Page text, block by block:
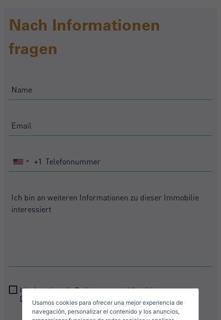
Nach Informationen
fragen
United
+1
Ich akzeptiere dieBedingungen und Konditionen zum
Datenschutz
Crear una cuenta
Name*
Email*
Usamos cookies para ofrecer una mejor experiencia de
navegación, personalizar el contenido y los anuncios,